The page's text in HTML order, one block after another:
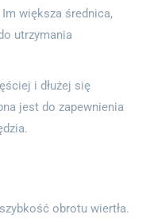
większa średnica,
utrzymania
i dłużej się
jest do zapewnienia
obrotu wiertła.